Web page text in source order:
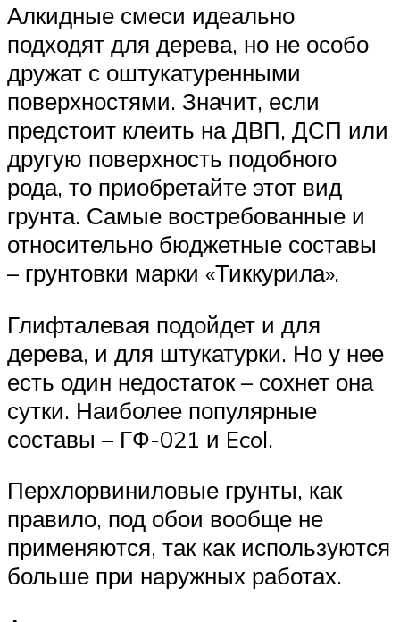
Алкидные смеси идеально
подходят для дерева, но не особо
дружат с оштукатуренными
поверхностями. Значит, если
предстоит клеить на ДВП, ДСП или
другую поверхность подобного
рода, то приобретайте этот вид
грунта. Самые востребованные и
относительно бюджетные составы
– грунтовки марки «Тиккурила».
Глифталевая подойдет и для
дерева, и для штукатурки. Но у нее
есть один недостаток – сохнет она
сутки. Наиболее популярные
составы – ГФ-021 и Ecol.
Перхлорвиниловые грунты, как
правило, под обои вообще не
применяются, так как используются
больше при наружных работах.